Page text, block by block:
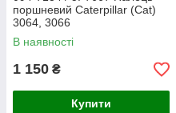
поршневий Caterpillar (Cat)
3064, 3066
В наявності
1 150 ₴
Купити